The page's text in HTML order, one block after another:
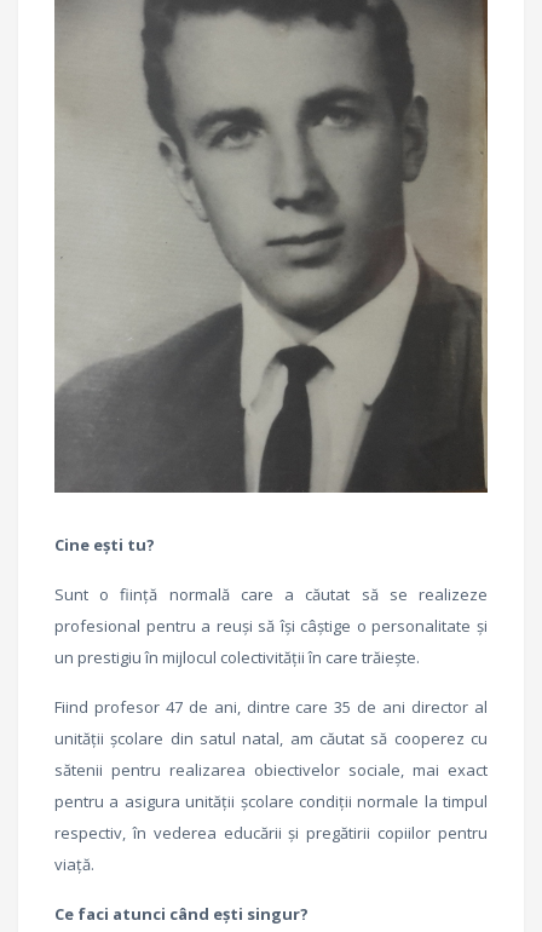
Cine eşti tu?
Sunt o fiinţă normală care a căutat să se realizeze
profesional pentru a reuşi să îşi câştige o personalitate şi
un prestigiu în mijlocul colectivităţii în care trăieşte.
Fiind profesor 47 de ani, dintre care 35 de ani director al
unităţii şcolare din satul natal, am căutat să cooperez cu
sătenii pentru realizarea obiectivelor sociale, mai exact
pentru a asigura unităţii şcolare condiţii normale la timpul
respectiv, în vederea educării şi pregătirii copiilor pentru
viaţă.
Ce faci atunci când eşti singur?